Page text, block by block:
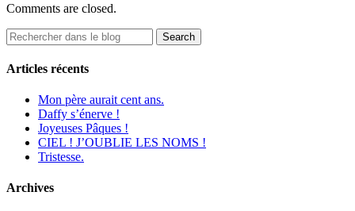
Comments are closed.
Articles récents
Mon père aurait cent ans.
Daffy s’énerve !
Joyeuses Pâques !
CIEL ! J’OUBLIE LES NOMS !
Tristesse.
Archives